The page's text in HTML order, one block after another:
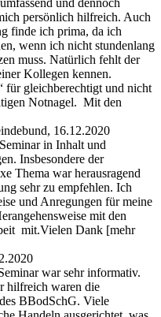
und dennoch
persönlich hilfreich. Auch
finde ich prima, da ich
wenn ich nicht stundenlang
muss. Natürlich fehlt der
Kollegen kennen.
für gleichberechtigt und nicht
Notnagel. Mit den
16.12.2020
in Inhalt und
Insbesondere der
Thema war herausragend
sehr zu empfehlen. Ich
und Anregungen für meine
mit den
mit.Vielen Dank [mehr
war sehr informativ.
hilfreich waren die
BBodSchG. Viele